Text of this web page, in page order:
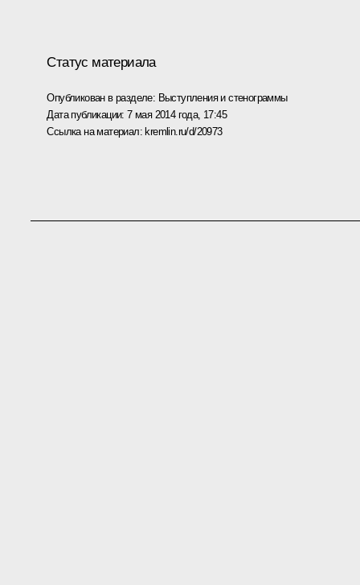
Статус материала
Опубликован в разделе: Выступления и стенограммы
Дата публикации:7 мая 2014 года, 17:45
Ссылка на материал:kremlin.ru/d/20973